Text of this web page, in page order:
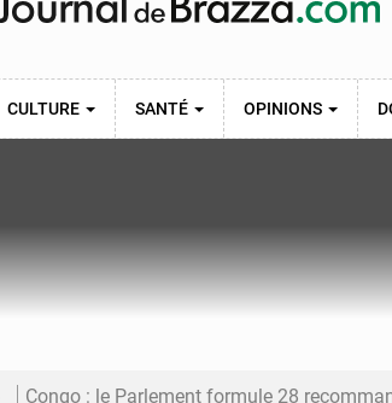
CULTURE SANTÉ OPINIONS
Congo : le Parlement formule 28 recommandations sur le